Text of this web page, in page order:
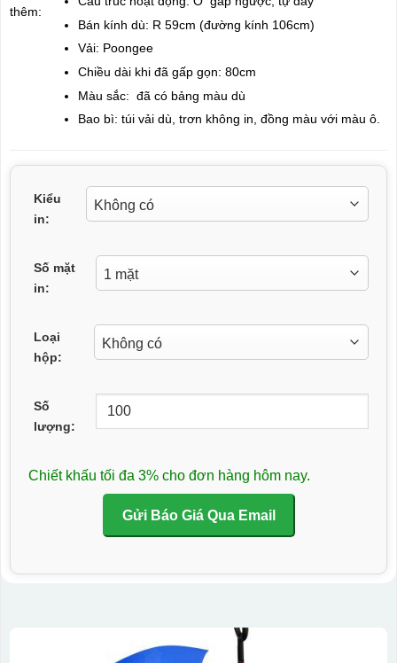
thêm:
Bán kính dù: R 59cm (đường kính 106cm)
Vải: Poongee
Chiều dài khi đã gấp gọn: 80cm
Màu sắc: đã có bảng màu dù
Bao bì: túi vải dù, trơn không in, đồng màu với màu ô.
Kiểu
in:
Số mặt
in:
Loại
hộp:
Số
lượng:
Chiết khấu tối đa 3% cho đơn hàng hôm nay.
Gửi Báo Giá Qua Email